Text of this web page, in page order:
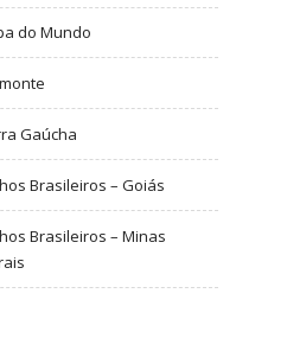
do Mundo
Gaúcha
Brasileiros – Goiás
Brasileiros – Minas